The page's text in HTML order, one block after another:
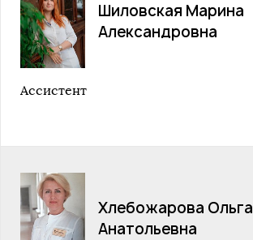
Шиловская Марина
Александровна
Ассистент
Хлебожарова Ольга
Анатольевна